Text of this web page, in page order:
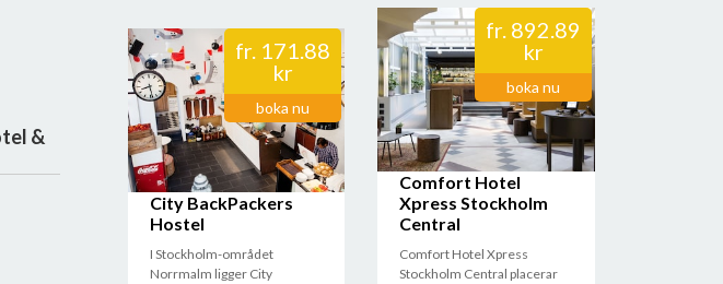
&
fr. 171.88
kr
boka nu
City BackPackers
Hostel
I Stockholm-området
Norrmalm ligger City
fr. 892.89
kr
boka nu
Comfort Hotel
Xpress Stockholm
Central
Comfort Hotel Xpress
Stockholm Central placerar